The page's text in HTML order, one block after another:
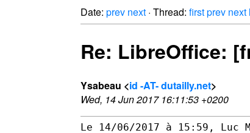
Date: prev next · Thread: firstprev next
Re: LibreOffice:
Ysabeau <id -AT- dutailly.net>
Wed, 14 Jun 2017 16:11:53 +0200